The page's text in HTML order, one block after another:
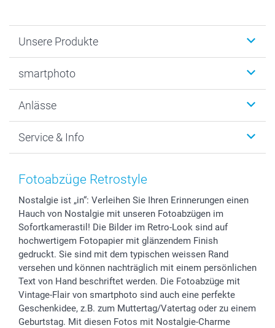
Unsere Produkte
Fotogeschenke
MyNameBook
Fotoabzüge, Fotos als Buch & Poster
Zubehör & Material
Foto-Kalender & Agenden
Sticker & Etiketten
Geschenk-Gutscheine (PDF)
smartphoto
Warum smartphoto
Datenschutz
AGB
Presse
Partnerprogramme
Investor Relations
B2B smartbusiness
Widerrufsrecht
Anlässe
Neujahr
Muttertag
Kommunion & Konfirmation
Hochzeit
Geburtstag
Geburt
Zu allen Anlässen
Service & Info
Anmelden /Registrieren
Preise und Versandkosten
Lieferfristen
72h Lieferung
Zahlungsmöglichkeiten
Sitemap
Status der Bestellung
smartfriends
smartgarantie
smartbonus
Fotoabzüge Retrostyle
Nostalgie ist „in“: Verleihen Sie Ihren Erinnerungen einen
Hauch von Nostalgie mit unseren Fotoabzügen im
Sofortkamerastil! Die Bilder im Retro-Look sind auf
hochwertigem Fotopapier mit glänzendem Finish
gedruckt. Sie sind mit dem typischen weissen Rand
versehen und können nachträglich mit einem persönlichen
Text von Hand beschriftet werden. Die Fotoabzüge mit
Vintage-Flair von smartphoto sind auch eine perfekte
Geschenkidee, z.B. zum Muttertag/Vatertag oder zu einem
Geburtstag. Mit diesen Fotos mit Nostalgie-Charme